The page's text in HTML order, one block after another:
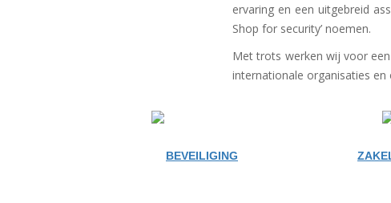
ervaring en een uitgebreid
Shop for security’ noemen.
Met trots werken wij voor
internationale organisaties en
BEVEILIGING